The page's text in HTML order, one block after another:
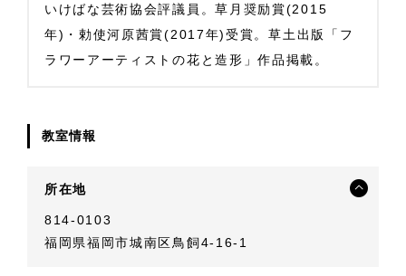
いけばな芸術協会評議員。草月奨励賞(2015
年)・勅使河原茜賞(2017年)受賞。草土出版「フ
ラワーアーティストの花と造形」作品掲載。
教室情報
所在地
814-0103
福岡県福岡市城南区鳥飼4-16-1